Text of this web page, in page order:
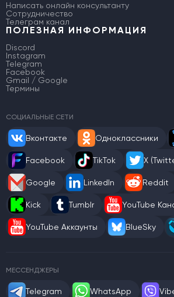
Написать онлайн консультанту
Сотрудничество
Телеграм канал
ПОЛЕЗНАЯ ИНФОРМАЦИЯ
Discord
Instagram
Telegram
Facebook
Gmail / Google
Термины
СОЦИАЛЬНЫЕ СЕТИ
Вконтакте Одноклассники
Facebook TikTok X
Google LinkedIn Reddit
Kick Tumblr YouTube
YouTube Аккаунты BlueSky
МЕССЕНДЖЕРЫ
Telegram WhatsApp